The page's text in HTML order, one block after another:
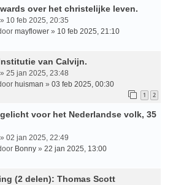
over het christelijke leven.
» 10 feb 2025, 20:35
mayflower » 10 feb 2025, 21:10
van Calvijn.
» 25 jan 2025, 23:48
huisman » 03 feb 2025, 00:30
1 2
voor het Nederlandse volk, 35
» 02 jan 2025, 22:49
Bonny » 22 jan 2025, 13:00
(2 delen): Thomas Scott